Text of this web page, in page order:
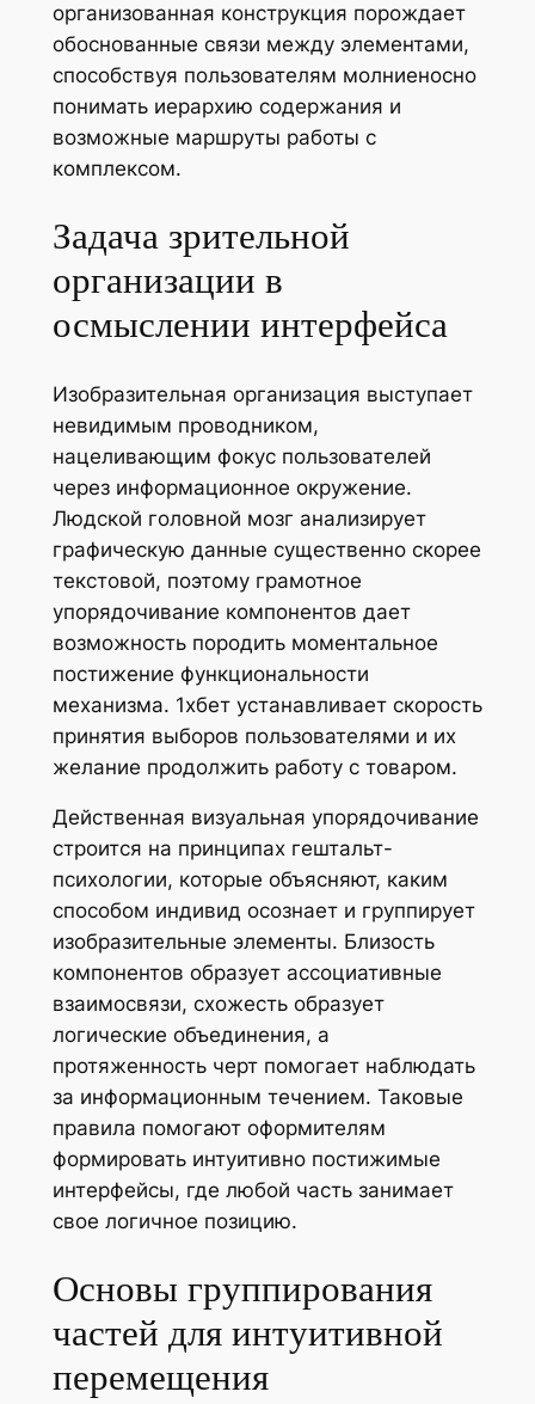
организованная конструкция порождает
обоснованные связи между элементами,
способствуя пользователям молниеносно
понимать иерархию содержания и
возможные маршруты работы с
комплексом.
Задача зрительной
организации в
осмыслении интерфейса
Изобразительная организация выступает
невидимым проводником,
нацеливающим фокус пользователей
через информационное окружение.
Людской головной мозг анализирует
графическую данные существенно скорее
текстовой, поэтому грамотное
упорядочивание компонентов дает
возможность породить моментальное
постижение функциональности
механизма. 1хбет устанавливает скорость
принятия выборов пользователями и их
желание продолжить работу с товаром.
Действенная визуальная упорядочивание
строится на принципах гештальт-
психологии, которые объясняют, каким
способом индивид осознает и группирует
изобразительные элементы. Близость
компонентов образует ассоциативные
взаимосвязи, схожесть образует
логические объединения, а
протяженность черт помогает наблюдать
за информационным течением. Таковые
правила помогают оформителям
формировать интуитивно постижимые
интерфейсы, где любой часть занимает
свое логичное позицию.
Основы группирования
частей для интуитивной
перемещения